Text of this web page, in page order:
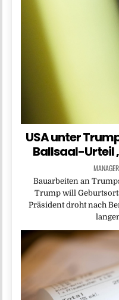
USA unter
Ballsaal-Urteil
MANAGER
Bauarbeiten an
Trump will
Präsident droht nach